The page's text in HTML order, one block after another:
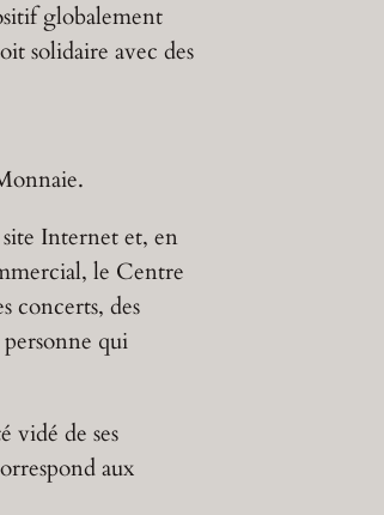
globalement
solidaire avec des
site Internet et, en
le Centre
concerts, des
qui
vidé de ses
aux